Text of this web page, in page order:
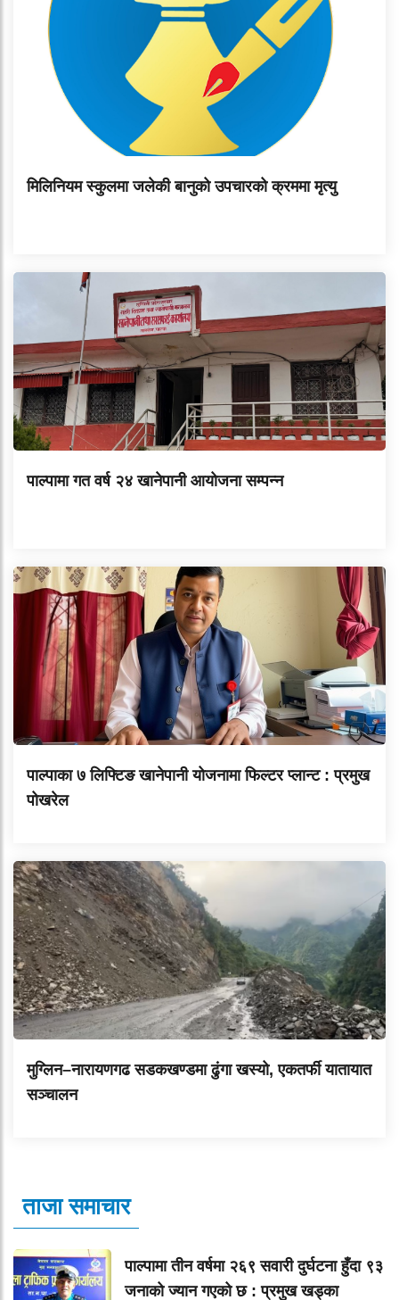
मिलिनियम स्कुलमा जलेकी बानुको उपचारको क्रममा मृत्यु
पाल्पामा गत वर्ष २४ खानेपानी आयोजना सम्पन्न
पाल्पाका ७ लिफ्टिङ खानेपानी योजनामा फिल्टर प्लान्ट : प्रमुख
पोखरेल
मुग्लिन–नारायणगढ सडकखण्डमा ढुंगा खस्यो, एकतर्फी यातायात
सञ्चालन
ताजा समाचार
पाल्पामा तीन वर्षमा २६९ सवारी दुर्घटना हुँदा ९३
जनाको ज्यान गएको छ : प्रमुख खड्का